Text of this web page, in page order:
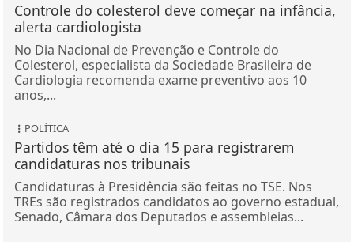
Controle do colesterol deve começar na infância,
alerta cardiologista
No Dia Nacional de Prevenção e Controle do
Colesterol, especialista da Sociedade Brasileira de
Cardiologia recomenda exame preventivo aos 10
anos,...
POLÍTICA
Partidos têm até o dia 15 para registrarem
candidaturas nos tribunais
Candidaturas à Presidência são feitas no TSE. Nos
TREs são registrados candidatos ao governo estadual,
Senado, Câmara dos Deputados e assembleias...